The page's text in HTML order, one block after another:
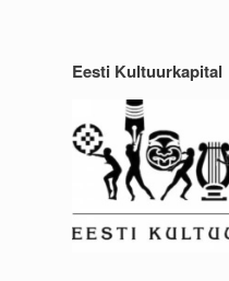
Eesti Kultuurkapital